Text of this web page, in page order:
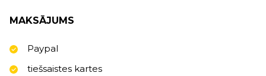
MAKSĀJUMS
Paypal
tiešsaistes kartes